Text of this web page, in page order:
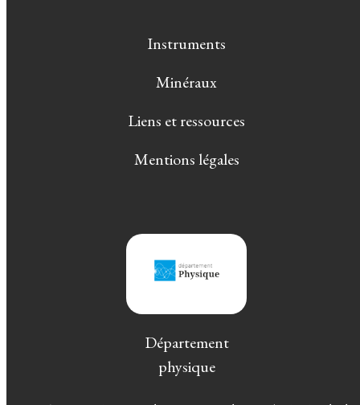
Instruments
Minéraux
Liens et ressources
Mentions légales
Département
physique